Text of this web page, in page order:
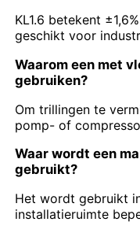
KL1.6 betekent
geschikt voor
Waarom een ​​met
gebruiken?
Om trillingen te
pomp- of
Waar wordt een
gebruikt?
Het wordt gebruikt
installatieruimte